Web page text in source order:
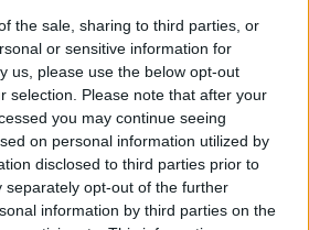
the sale, sharing to third parties, or
or sensitive information for
us, please use the below opt-out
selection. Please note that after your
you may continue seeing
on personal information utilized by
disclosed to third parties prior to
separately opt-out of the further
information by third parties on the
overig
(traagwerkend)